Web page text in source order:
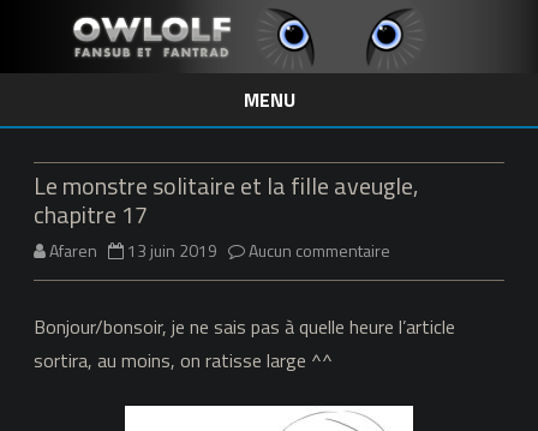
MENU
Skip
to
content
Le monstre solitaire et la fille aveugle,
chapitre 17
Afaren 13 juin 2019 Aucun commentaire
monstre
Bonjour/bonsoir, je ne sais pas à quelle heure l’article
sortira, au moins, on ratisse large ^^